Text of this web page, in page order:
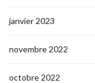
janvier 2023
novembre 2022
octobre 2022